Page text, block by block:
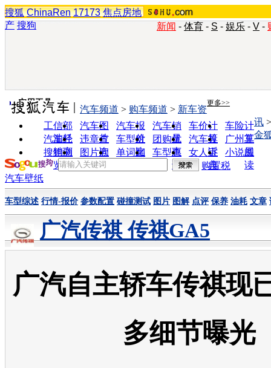
搜狐 ChinaRen 17173 焦点房地
产 搜狗 新闻 - 体育 - S - 娱乐 - V -
实用工具 更多>>
工信部
油耗
汽车图
片
汽车报
价
汽车销
量
车价计
算
车险计
算
汽车经
销商
违章查
询
车型对
比
团购优
惠
汽车投
诉
广州车
展
搜狗浏
览器
图片欣
赏
单词翻
车型查
询
女人宝
典
小说阅
读
汽车频道 > 购车频道 > 新车资
讯
金
购置税
汽车壁纸
车型综述 行情-报价 参数配置 碰撞测试 图片 图解 点评 保养 油耗 文章
广汽传祺 传祺GA5
广汽自主轿车传祺现
多细节曝光